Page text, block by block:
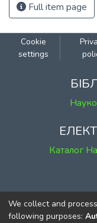
Full item page
Cookie
settings
Каталог
м. Київ,
We collect and
following purposes: